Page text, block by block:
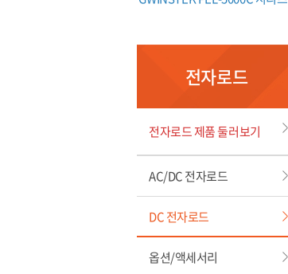
전자로드
전자로드 제품 둘러보기
AC/DC 전자로드
DC 전자로드
옵션/액세서리